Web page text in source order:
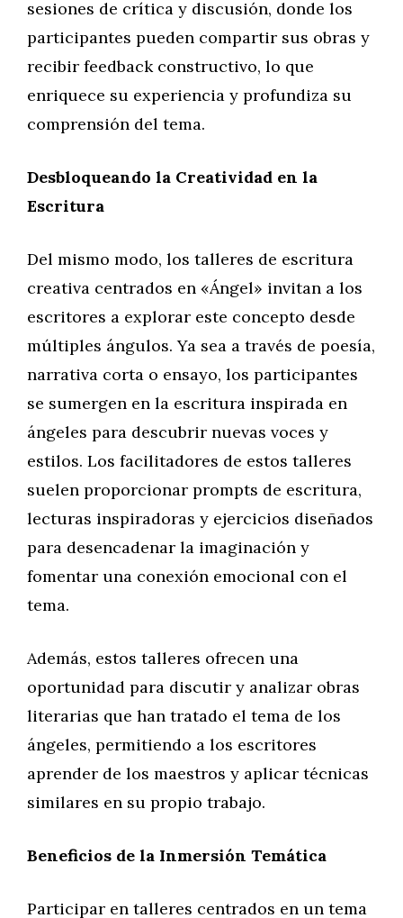
sesiones de crítica y discusión, donde los
participantes pueden compartir sus obras y
recibir feedback constructivo, lo que
enriquece su experiencia y profundiza su
comprensión del tema.
Desbloqueando la Creatividad en la
Escritura
Del mismo modo, los talleres de escritura
creativa centrados en «Ángel» invitan a los
escritores a explorar este concepto desde
múltiples ángulos. Ya sea a través de poesía,
narrativa corta o ensayo, los participantes
se sumergen en la escritura inspirada en
ángeles para descubrir nuevas voces y
estilos. Los facilitadores de estos talleres
suelen proporcionar prompts de escritura,
lecturas inspiradoras y ejercicios diseñados
para desencadenar la imaginación y
fomentar una conexión emocional con el
tema.
Además, estos talleres ofrecen una
oportunidad para discutir y analizar obras
literarias que han tratado el tema de los
ángeles, permitiendo a los escritores
aprender de los maestros y aplicar técnicas
similares en su propio trabajo.
Beneficios de la Inmersión Temática
Participar en talleres centrados en un tema